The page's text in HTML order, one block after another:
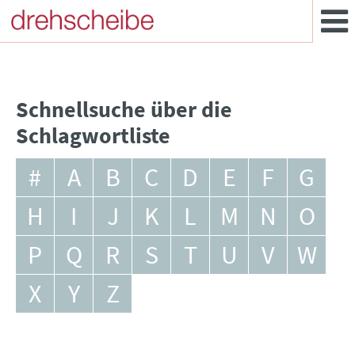
Schnellsuche über die
Schlagwortliste
# A B C D E F
G
H
I J K L M N
O
P
Q R S T U V
W
X
Y Z